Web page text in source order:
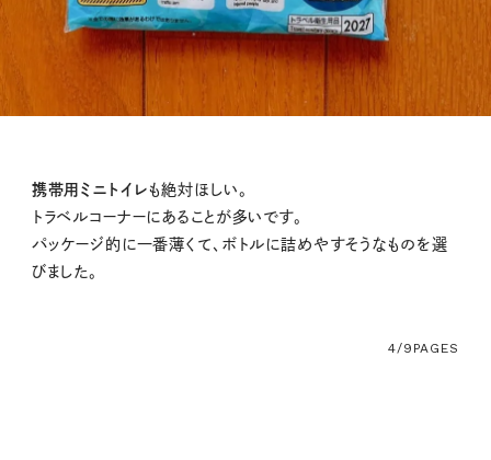
携帯用ミニトイレも絶対ほしい。
トラベルコーナーにあることが多いです。
パッケージ的に一番薄くて、ボトルに詰めやすそうなものを選
びました。
4/9 PAGES